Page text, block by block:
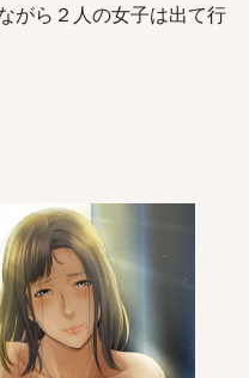
がら２人の女子は出て行